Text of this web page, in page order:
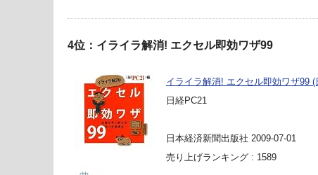
4位：イライラ解消! エクセル即効ワザ99
イライラ解消! エクセル即効ワザ99
日経PC21
日本経済新聞出版社 2009-07-01
売り上げランキング : 1589